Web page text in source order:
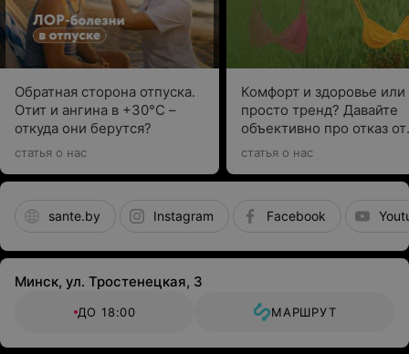
Обратная сторона отпуска.
Отит и ангина в +30°C –
откуда они берутся?
статья о нас
Комфорт и здоровье или
просто тренд? Давайте
объективно про отказ от
бюстгальтеров
статья о нас
sante.by Instagram Facebook
Минск, ул. Тростенецкая, 3
ДО 18:00 МАРШРУТ